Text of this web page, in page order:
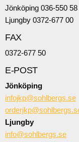
Jönköping 036-550 58
Ljungby 0372-677 00
FAX
0372-677 50
E-POST
Jönköping
infojkp@sohlbergs.se
Ljungby
info@sohlbergs.se